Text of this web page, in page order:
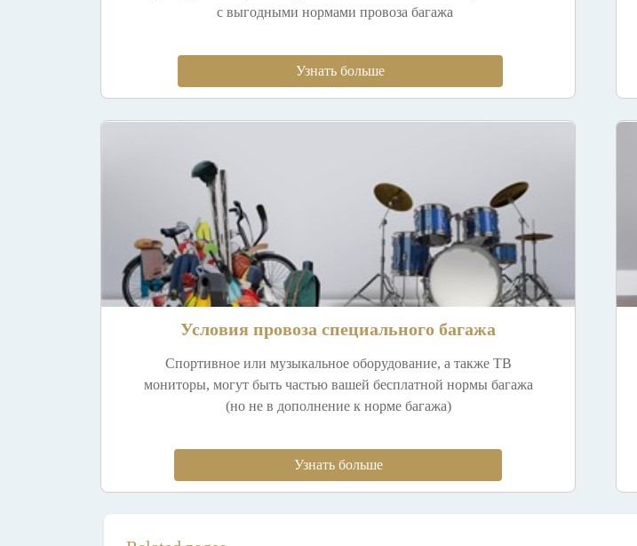
с выгодными нормами провоза багажа
Узнать больше
Условия провоза специального багажа
Спортивное или музыкальное оборудование, а также ТВ
мониторы, могут быть частью вашей бесплатной нормы багажа
(но не в дополнение к норме багажа)
Узнать больше